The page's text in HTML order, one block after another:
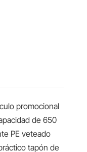
promocional
de 650
PE veteado
tapón de